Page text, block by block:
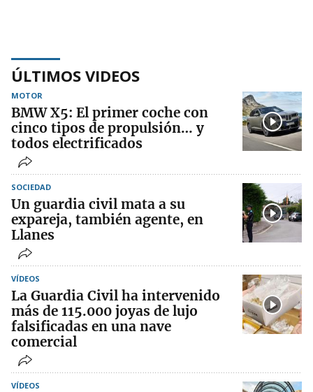
ÚLTIMOS VIDEOS
MOTOR
BMW X5: El primer coche con
cinco tipos de propulsión… y
todos electrificados
SOCIEDAD
Un guardia civil mata a su
expareja, también agente, en
Llanes
VÍDEOS
La Guardia Civil ha intervenido
más de 115.000 joyas de lujo
falsificadas en una nave
comercial
VÍDEOS